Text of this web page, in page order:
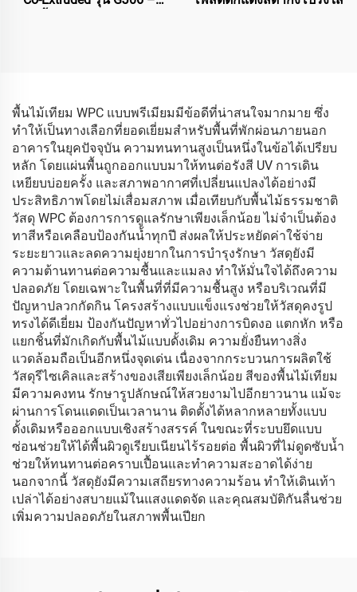
พื้นไม้เทียม WPC แบบพรีเมียมมีข้อดีที่น่าสนใจมากมาย ซึ่ง
ทำให้เป็นทางเลือกที่ยอดเยี่ยมสำหรับพื้นที่พักผ่อนภายนอก
อาคารในยุคปัจจุบัน ความทนทานสูงเป็นหนึ่งในข้อได้เปรียบ
หลัก โดยแผ่นพื้นถูกออกแบบมาให้ทนต่อรังสี UV การเดิน
เหยียบบ่อยครั้ง และสภาพอากาศที่เปลี่ยนแปลงได้อย่างมี
ประสิทธิภาพโดยไม่เสื่อมสภาพ เมื่อเทียบกับพื้นไม้ธรรมชาติ
วัสดุ WPC ต้องการการดูแลรักษาเพียงเล็กน้อย ไม่จำเป็นต้อง
ทาสีหรือเคลือบป้องกันน้ำทุกปี ส่งผลให้ประหยัดค่าใช้จ่าย
ระยะยาวและลดความยุ่งยากในการบำรุงรักษา วัสดุยังมี
ความต้านทานต่อความชื้นและแมลง ทำให้มั่นใจได้ถึงความ
ปลอดภัย โดยเฉพาะในพื้นที่ที่มีความชื้นสูง หรือบริเวณที่มี
ปัญหาปลวกกัดกิน โครงสร้างแบบแข็งแรงช่วยให้วัสดุคงรูป
ทรงได้ดีเยี่ยม ป้องกันปัญหาทั่วไปอย่างการบิดงอ แตกหัก หรือ
แยกชิ้นที่มักเกิดกับพื้นไม้แบบดั้งเดิม ความยั่งยืนทางสิ่ง
แวดล้อมถือเป็นอีกหนึ่งจุดเด่น เนื่องจากกระบวนการผลิตใช้
วัสดุรีไซเคิลและสร้างของเสียเพียงเล็กน้อย สีของพื้นไม้เทียม
มีความคงทน รักษารูปลักษณ์ให้สวยงามไปอีกยาวนาน แม้จะ
ผ่านการโดนแดดเป็นเวลานาน ติดตั้งได้หลากหลายทั้งแบบ
ดั้งเดิมหรือออกแบบเชิงสร้างสรรค์ ในขณะที่ระบบยึดแบบ
ซ่อนช่วยให้ได้พื้นผิวดูเรียบเนียนไร้รอยต่อ พื้นผิวที่ไม่ดูดซับน้ำ
ช่วยให้ทนทานต่อคราบเปื้อนและทำความสะอาดได้ง่าย
นอกจากนี้ วัสดุยังมีความเสถียรทางความร้อน ทำให้เดินเท้า
เปล่าได้อย่างสบายแม้ในแสงแดดจัด และคุณสมบัติกันลื่นช่วย
เพิ่มความปลอดภัยในสภาพพื้นเปียก